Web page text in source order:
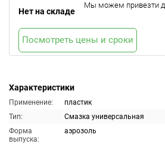
Характеристики
Применение:
пластик
Тип:
Смазка универсальная
Форма
выпуска:
аэрозоль
Нет на складе
Мы можем привезти
Посмотреть цены и сроки